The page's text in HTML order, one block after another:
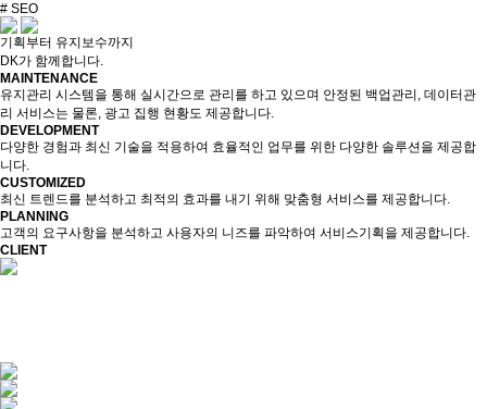
# SEO
기획부터 유지보수까지
DK가 함께합니다.
MAINTENANCE
유지관리 시스템을 통해 실시간으로 관리를 하고 있으며 안정된 백업관리, 데이터관
리 서비스는 물론, 광고 집행 현황도 제공합니다.
DEVELOPMENT
다양한 경험과 최신 기술을 적용하여 효율적인 업무를 위한 다양한 솔루션을 제공합
니다.
CUSTOMIZED
최신 트렌드를 분석하고 최적의 효과를 내기 위해 맞춤형 서비스를 제공합니다.
PLANNING
고객의 요구사항을 분석하고 사용자의 니즈를 파악하여 서비스기획을 제공합니다.
CLIENT